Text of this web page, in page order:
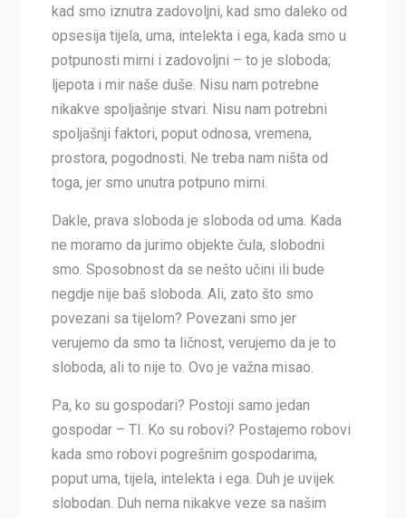
kad smo iznutra zadovoljni, kad smo daleko od
opsesija tijela, uma, intelekta i ega, kada smo u
potpunosti mirni i zadovoljni – to je sloboda;
ljepota i mir naše duše. Nisu nam potrebne
nikakve spoljašnje stvari. Nisu nam potrebni
spoljašnji faktori, poput odnosa, vremena,
prostora, pogodnosti. Ne treba nam ništa od
toga, jer smo unutra potpuno mirni.
Dakle, prava sloboda je sloboda od uma. Kada
ne moramo da jurimo objekte čula, slobodni
smo. Sposobnost da se nešto učini ili bude
negdje nije baš sloboda. Ali, zato što smo
povezani sa tijelom? Povezani smo jer
verujemo da smo ta ličnost, verujemo da je to
sloboda, ali to nije to. Ovo je važna misao.
Pa, ko su gospodari? Postoji samo jedan
gospodar – TI. Ko su robovi? Postajemo robovi
kada smo robovi pogrešnim gospodarima,
poput uma, tijela, intelekta i ega. Duh je uvijek
slobodan. Duh nema nikakve veze sa našim